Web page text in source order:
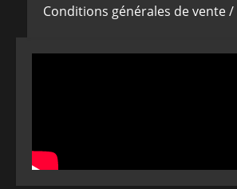
Conditions générales de vente /